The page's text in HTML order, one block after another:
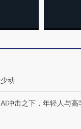
万
3种
视线｜被称为“蟑螂”
度Z世代 用街头抗争
动
AI冲击之下，年轻人与高